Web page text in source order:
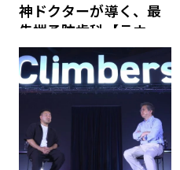
神ドクターが導く、最
先端予防歯科【ラウン
ジ会員特典あり】